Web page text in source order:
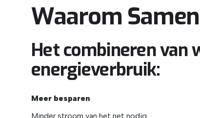
Waarom
Het combineren van
energieverbruik:
Meer besparen
Minder stroom van het net nodig.